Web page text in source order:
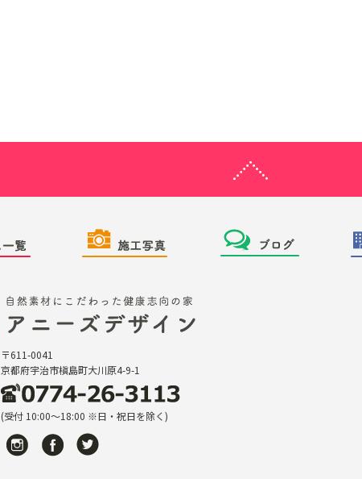
〒611-0041
京都府宇治市槇島町大川原4-9-1
(受付 10:00〜18:00 ※日・祝日を除く)